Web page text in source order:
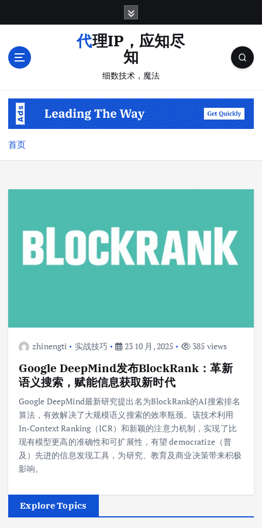
代理IP，应知尽
知
细数技术，魔法
首页
zhinengti 实战技巧 23 10 月, 2025 385 views
Google DeepMind发布BlockRank：革新
语义搜索，赋能信息获取新时代
Google DeepMind最新研究提出名为BlockRank的AI搜索排名
算法，有效解决了大规模语义搜索的效率瓶颈。该技术利用
In-Context Ranking（ICR）和新颖的注意力机制，实现了比
现有模型更高的准确性和可扩展性，有望 democratize（普
及）先进的信息发现工具，为研究、教育及商业决策带来积极
影响。
Explore Topics